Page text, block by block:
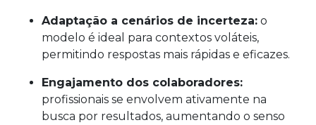
Adaptação a cenários de incerteza: o
modelo é ideal para contextos voláteis,
permitindo respostas mais rápidas e eficazes.
Engajamento dos colaboradores:
profissionais se envolvem ativamente na
busca por resultados, aumentando o senso